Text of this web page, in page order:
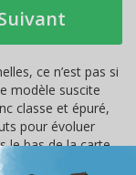
ce n’est pas si
modèle suscite
classe et épuré,
pour évoluer
le bas de la carte
bandeau bleu